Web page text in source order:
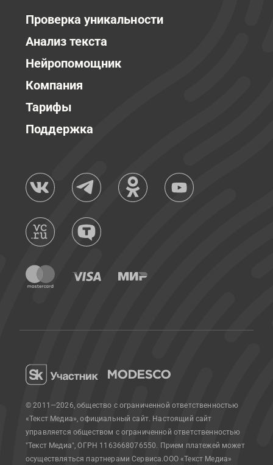
Проверка уникальности
Анализ текста
Нейропомощник
Компания
Тарифы
Поддержка
© 2011—2026, общество с ограниченной ответственностью
«Текст Медиа», официальный сайт. Настоящий сайт
управляется обществом с ограниченной ответственностью
"Текст Медиа", ОГРН 1163668076550. Прием платежей может
осуществляться партнерами Сервиса.ООО «Текст Медиа»